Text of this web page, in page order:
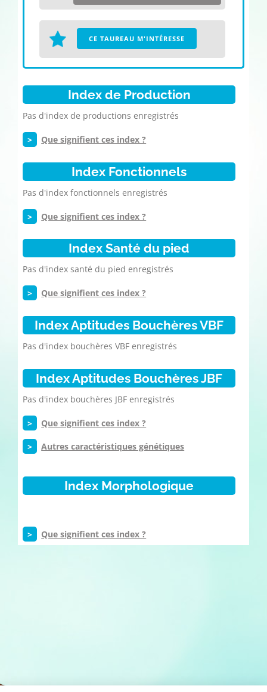
CE TAUREAU M'INTÉRESSE
Index de Production
Pas d'index de productions enregistrés
> Que signifient ces index ?
Index Fonctionnels
Pas d'index fonctionnels enregistrés
> Que signifient ces index ?
Index Santé du pied
Pas d'index santé du pied enregistrés
> Que signifient ces index ?
Index Aptitudes Bouchères VBF
Pas d'index bouchères VBF enregistrés
Index Aptitudes Bouchères JBF
Pas d'index bouchères JBF enregistrés
> Que signifient ces index ?
> Autres caractéristiques génétiques
Index Morphologique
> Que signifient ces index ?